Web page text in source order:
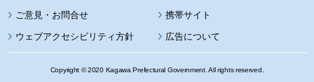
携帯サイト
ウェブアクセシビリティ方針 広告について
Copyright © 2020 Kagawa Prefectural Government. All rights reserved.